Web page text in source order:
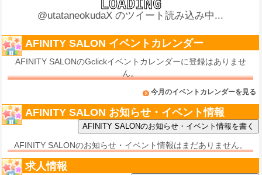
@utataneokudaX のツイート読み込み中...
AFINITY SALON イベントカレンダー
AFINITY SALONのGclickイベントカレンダーに登録はありませ
ん。
今月のイベントカレンダーを見る
AFINITY SALON お知らせ・イベント情報
AFINITY SALONのお知らせ・イベント情報はまだありません。
求人情報